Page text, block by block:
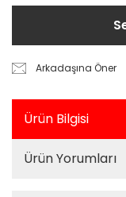
Arkadaşına Öner
Ürün Bilgisi
Ürün Yorumları